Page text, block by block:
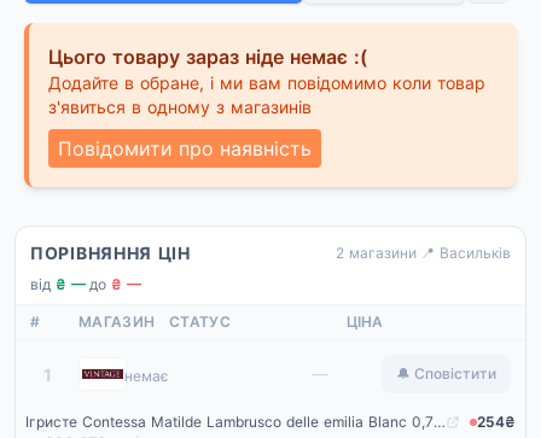
Цього товару зараз ніде немає :(
Додайте в обране, і ми вам повідомимо коли товар
з'явиться в одному з магазинів
Повідомити про наявність
ПОРІВНЯННЯ ЦІН 2 магазини· 📍 Васильків
від ₴ —·до ₴ —
# МАГАЗИН СТАТУС ЦІНА
1 Vintage
немає — 🔔 Сповістити
Ігристе Contessa Matilde Lambrusco delle emilia Blanc 0,75л 8%
254₴